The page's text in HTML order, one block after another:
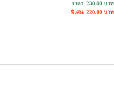
ราคา: 230.00 บาท
พิเศษ: 220.00 บาท